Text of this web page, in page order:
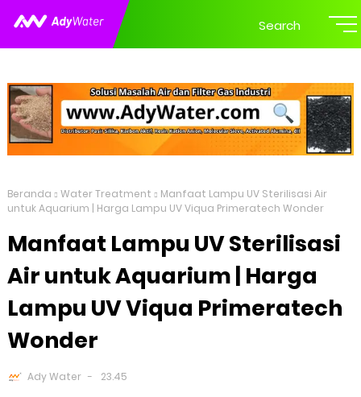
Search
Beranda Water Treatment
Manfaat Lampu UV Sterilisasi Air
untuk Aquarium | Harga Lampu UV Viqua Primeratech Wonder
Manfaat Lampu UV Sterilisasi
Air untuk Aquarium | Harga
Lampu UV Viqua Primeratech
Wonder
Ady Water 23.45